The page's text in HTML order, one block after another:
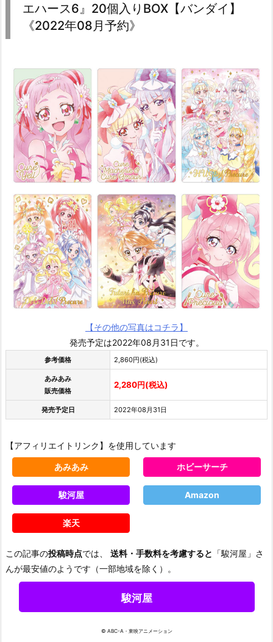
エハース6』20個入りBOX【バンダイ】
《2022年08月予約》
【その他の写真はコチラ】
発売予定は2022年08月31日です。
参考価格 2,860円(税込)
あみあみ
販売価格
2,280円(税込)
発売予定日 2022年08月31日
【アフィリエイトリンク】を使用しています
あみあみ ホビーサーチ
駿河屋 Amazon
楽天
この記事の投稿時点では、 送料・手数料を考慮すると 「駿河屋」さ
んが最安値のようです（一部地域を除く）。
駿河屋
© ABC-A・東映アニメーション